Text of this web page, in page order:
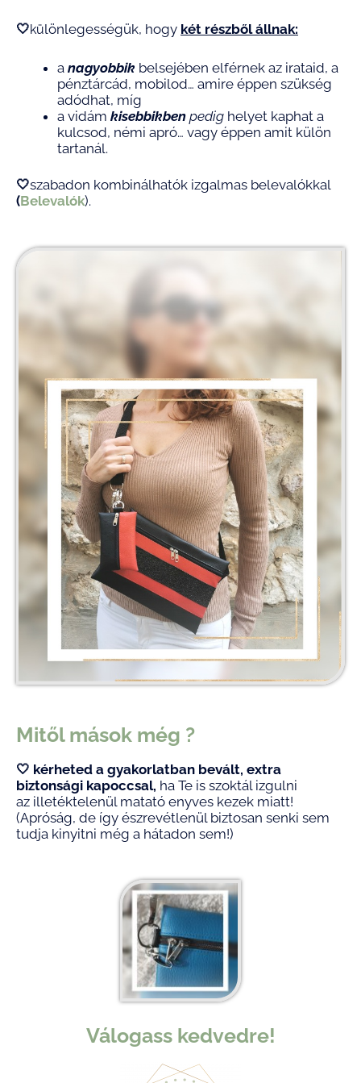
🤍különlegességük, hogy két részből állnak:
a nagyobbik belsejében elférnek az irataid, a
pénztárcád, mobilod… amire éppen szükség
adódhat, míg
a vidám kisebbikben pedig helyet kaphat a
kulcsod, némi apró… vagy éppen amit külön
tartanál.
🤍szabadon kombinálhatók izgalmas belevalókkal
(Belevalók).
Mitől mások még ?
🤍 kérheted a gyakorlatban bevált, extra
biztonsági kapoccsal, ha Te is szoktál izgulni
az illetéktelenül matató enyves kezek miatt!
(Apróság, de így észrevétlenül biztosan senki sem
tudja kinyitni még a hátadon sem!)
Válogass kedvedre!